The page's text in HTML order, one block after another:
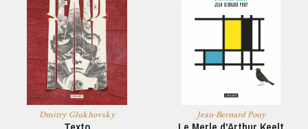
Dmitry Glukhovsky Jean-Bernard Pouy